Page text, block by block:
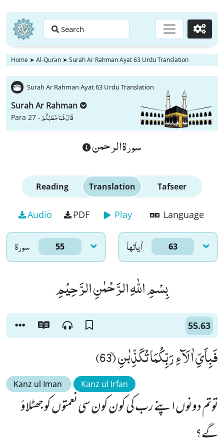
Search Go
Home ➤ Al-Quran ➤ Surah Ar Rahman Ayat 63 Urdu Translation
Surah Ar Rahman Ayat 63 Urdu Translation
Surah Ar Rahman
Para 27 -قَالَ فَمَا خَطْبُكُمْ
سورة الرحمن
Reading Translation Tafseer
Audio PDF Play Language
سورۃ 55 اٰياتها 63
بِسْمِ اللّٰهِ الرَّحْمٰنِ الرَّحِیْمِ
55.63
فَبِاَیِّ اٰلَآءِ رَبِّكُمَا تُكَذِّبٰنِۙ (63)
Kanz ul Iman Kanz ul Irfan
توتم دونوں اپنے رب کی کون کون سی نعمتوں کو جھٹلاؤ
گے؟